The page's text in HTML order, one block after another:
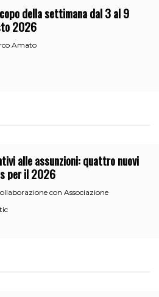
della settimana dal 3 al 9
2026
Amato
alle assunzioni: quattro nuovi
per il 2026
con Associazione